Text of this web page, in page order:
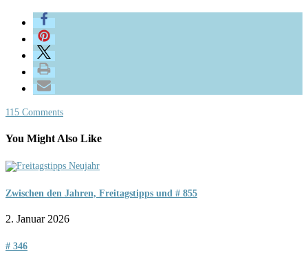
115 Comments
You Might Also Like
Zwischen den Jahren, Freitagstipps und # 855
2. Januar 2026
# 346